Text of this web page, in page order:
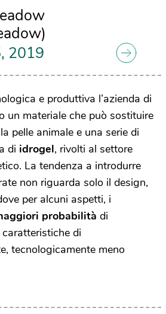
2019
e produttiva l’azienda di
un materiale che può sostituire
pelle animale e una serie di
di idrogel, rivolti al settore
La tendenza a introdurre
non riguarda solo il design,
per alcuni aspetti, i
probabilità di
di
tecnologicamente meno